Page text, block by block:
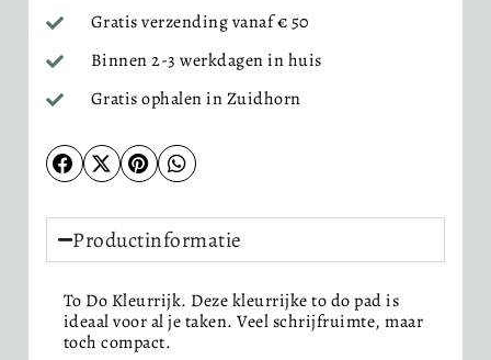
Gratis verzending vanaf € 50
Binnen 2-3 werkdagen in huis
Gratis ophalen in Zuidhorn
Productinformatie
To Do Kleurrijk. Deze kleurrijke to do pad is
ideaal voor al je taken. Veel schrijfruimte, maar
toch compact.